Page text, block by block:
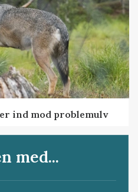
ind mod problemulv
med...